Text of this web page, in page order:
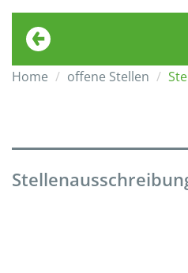
Home offene Stellen